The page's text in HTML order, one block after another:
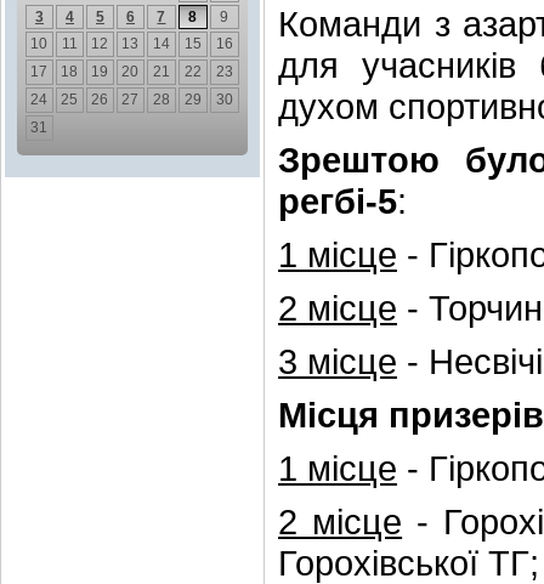
3
4 5 6 7 8
9
10
11 12 13 14 15
16
17
18 19 20 21 22
23
24
25 26 27 28 29
30
31
Команди з
для
духом
Зрештою
регбі-5:
1 місце -
2 місце -
3 місце -
Місця
1 місце -
2 місце -
Горохівської ТГ;